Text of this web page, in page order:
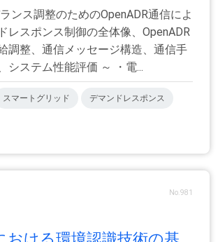
ンス調整のためのOpenADR通信によ
レスポンス制御の全体像、OpenADR
調整、通信メッセージ構造、通信手
システム性能評価 ～ ・電...
スマートグリッド デマンドレスポンス
No.981